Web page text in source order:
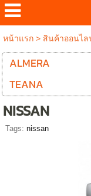
หน้าแรก> สินค้าออนไล
ALMERA
TEANA
NISSAN
Tags: nissan